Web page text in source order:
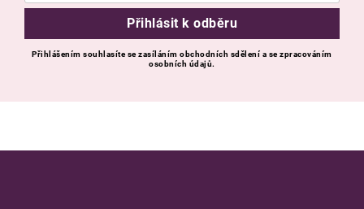
Přihlásit k odběru
Přihlášením souhlasíte se zasíláním obchodních sdělení a se zpracováním
osobních údajů.